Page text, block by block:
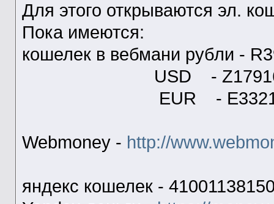
Для этого открываются эл.
Пока имеются:
кошелек в вебмани рубли -
USD -
EUR -
Webmoney - http://
яндекс кошелек -